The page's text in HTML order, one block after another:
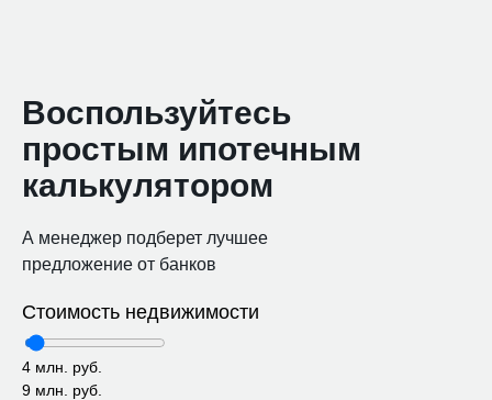
Воспользуйтесь
простым ипотечным
калькулятором
А менеджер подберет лучшее
предложение от банков
Стоимость недвижимости
4 млн. руб.
9 млн. руб.